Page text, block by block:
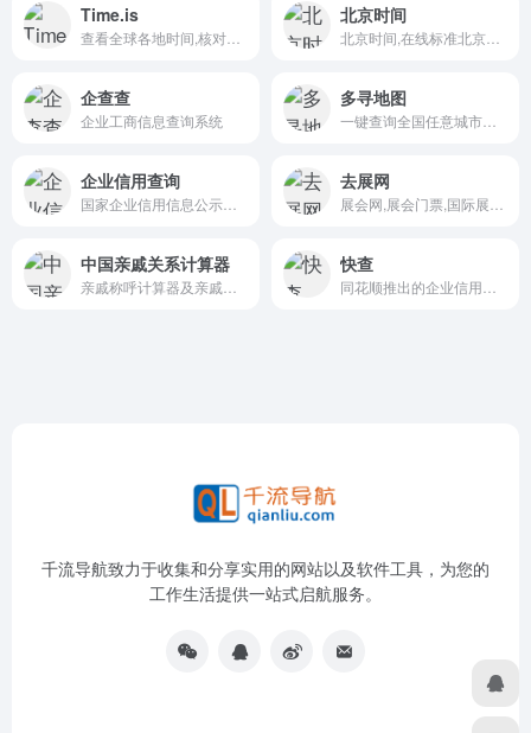
Time.is 北京时间
企查查
企业工商信息查询系统
多寻地图
企业信用查询 去展网
中国亲戚关系计算器 快查
千流导航致力于收集和分享实用的网站以及软件工具，为您的
工作生活提供一站式启航服务。